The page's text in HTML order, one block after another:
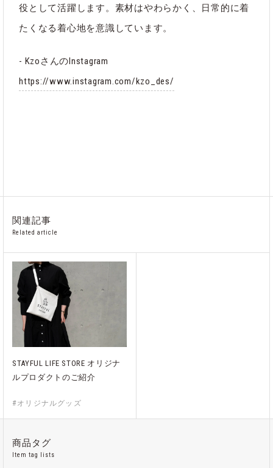
役として活躍します。素材はやわらかく、日常的に着
たくなる着心地を意識しています。
- KzoさんのInstagram
https://www.instagram.com/kzo_des/
関連記事
Related article
STAYFUL LIFE STORE オリジナ
ルプロダクトのご紹介
#オリジナルグッズ
商品タグ
Item tag lists